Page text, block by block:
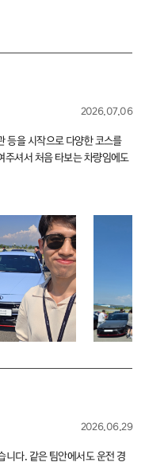
2026.07.06
등을 시작으로 다양한 코스를
주셔서 처음 타보는 차량임에도
가 된 기분이었습니다. 짜릿해
2026.06.29
니다. 같은 팀안에서도 운전 경